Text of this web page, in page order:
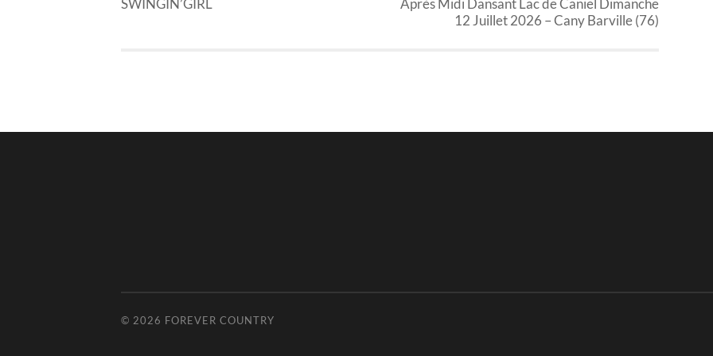
SWINGIN’GIRL
Après Midi Dansant Lac de Caniel Dimanche
12 Juillet 2026 – Cany Barville (76)
© 2026 FOREVER COUNTRY